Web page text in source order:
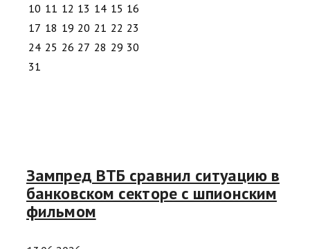
10 11 12 13 14 15 16
17 18 19 20 21 22 23
24 25 26 27 28 29 30
31
Зампред ВТБ сравнил ситуацию в
банковском секторе с шпионским
фильмом